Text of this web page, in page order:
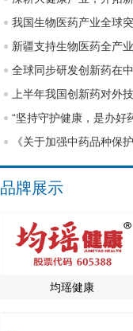
我国生物医药产业全球
新疆支持生物医药全产
全球同步研发创新药在
上半年我国创新药对外
“坚持守护健康，是办好
品牌展示
均瑶健康